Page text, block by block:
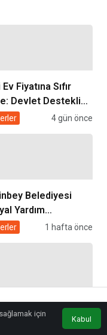
Fiyatına Sıfır
Devlet Destekli
Dönüşüm4 gün önce
Belediyesi
Yardım
2026: Kimler
1 hafta önce
Devlet
Konut Kredisi: 3
için
Kabul
Trafik